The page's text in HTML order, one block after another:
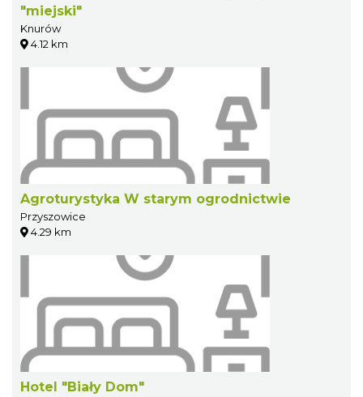
"miejski"
Knurów
4.12 km
Agroturystyka W starym ogrodnictwie
Przyszowice
4.29 km
Hotel "Biały Dom"